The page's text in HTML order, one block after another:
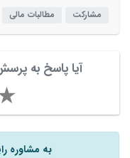
مشارکت مطالبات مالی
آیا پاسخ به
به مشاوره